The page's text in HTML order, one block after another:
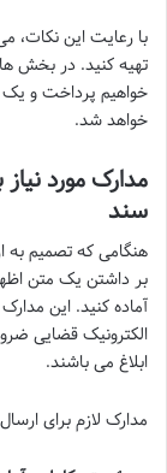
با رعایت این نکات،
تهیه کنید. در بخش
خواهیم پرداخت و
خواهد شد.
مدارک مورد نیاز
سند
هنگامی که تصمیم به
بر داشتن یک متن
آماده کنید. این
الکترونیک قضایی
ابلاغ می باشند.
مدارک لازم برای